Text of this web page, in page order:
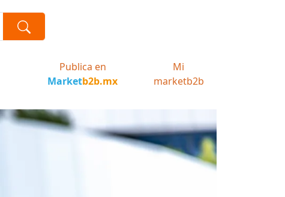
Publica en
Marketb2b.mx
Mi
marketb2b